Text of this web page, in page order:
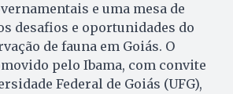
e uma mesa de
desafios e oportunidades do
de fauna em Goiás. O
pelo Ibama, com convite
Federal de Goiás (UFG),